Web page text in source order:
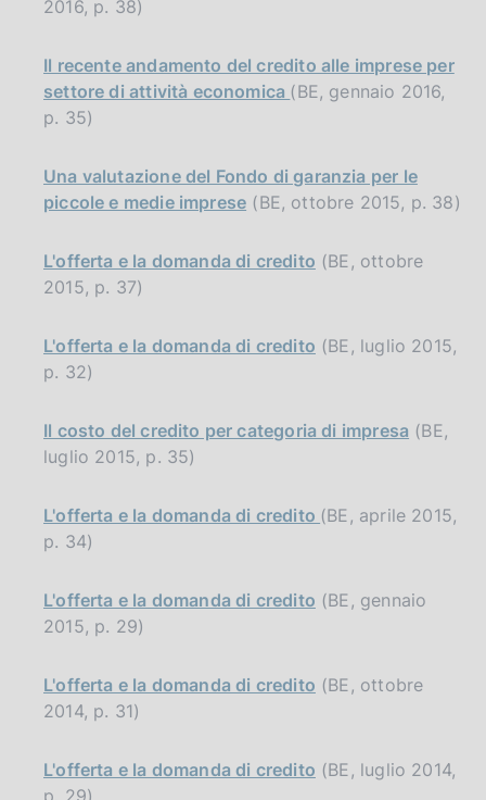
2016, p. 38)
Il recente andamento del credito alle imprese per
settore di attività economica (BE, gennaio 2016,
p. 35)
Una valutazione del Fondo di garanzia per le
piccole e medie imprese (BE, ottobre 2015, p. 38)
L'offerta e la domanda di credito (BE, ottobre
2015, p. 37)
L'offerta e la domanda di credito (BE, luglio 2015,
p. 32)
Il costo del credito per categoria di impresa (BE,
luglio 2015, p. 35)
L'offerta e la domanda di credito (BE, aprile 2015,
p. 34)
L'offerta e la domanda di credito (BE, gennaio
2015, p. 29)
L'offerta e la domanda di credito (BE, ottobre
2014, p. 31)
L'offerta e la domanda di credito (BE, luglio 2014,
p. 29)